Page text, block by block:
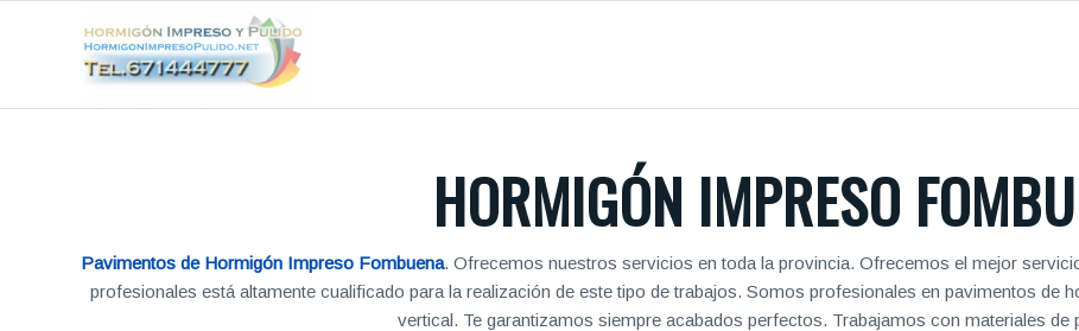
HORMIGÓN IMPRESO
Pavimentos de Hormigón Impreso Fombuena. Ofrecemos nuestros servicios en toda la provincia. Ofrecemos el mejor
profesionales está altamente cualificado para la realización de este tipo de trabajos. Somos profesionales en pavimentos de
vertical. Te garantizamos siempre acabados perfectos. Trabajamos con materiales de